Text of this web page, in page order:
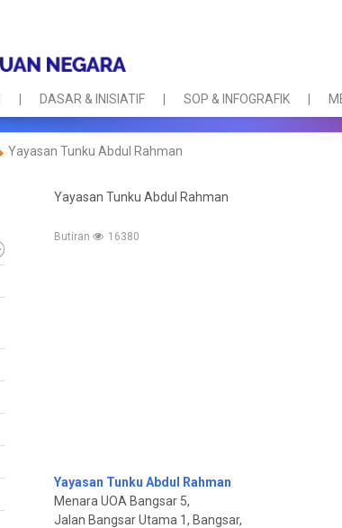
DASAR & INISIATIF SOP & INFOGRAFIK
Yayasan Tunku Abdul Rahman
Yayasan Tunku Abdul Rahman
Butiran 16380
Yayasan Tunku Abdul Rahman
Menara UOA Bangsar 5,
Jalan Bangsar Utama 1, Bangsar,